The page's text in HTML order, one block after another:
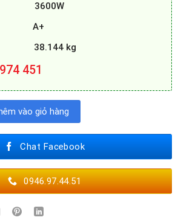
3600W
A+
38.144 kg
451
số lượng
vào giỏ hàng
Chat Facebook
0946.97.44.51